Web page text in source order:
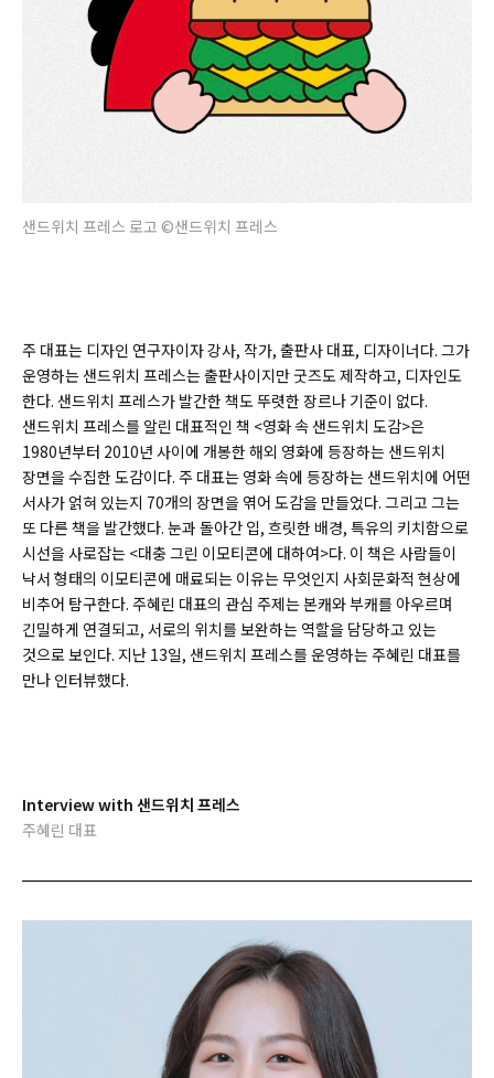
샌드위치 프레스 로고 ©샌드위치 프레스
주 대표는 디자인 연구자이자 강사, 작가, 출판사 대표, 디자이너다. 그가
운영하는 샌드위치 프레스는 출판사이지만 굿즈도 제작하고, 디자인도
한다. 샌드위치 프레스가 발간한 책도 뚜렷한 장르나 기준이 없다.
샌드위치 프레스를 알린 대표적인 책 <영화 속 샌드위치 도감>은
1980년부터 2010년 사이에 개봉한 해외 영화에 등장하는 샌드위치
장면을 수집한 도감이다. 주 대표는 영화 속에 등장하는 샌드위치에 어떤
서사가 얽혀 있는지 70개의 장면을 엮어 도감을 만들었다. 그리고 그는
또 다른 책을 발간했다. 눈과 돌아간 입, 흐릿한 배경, 특유의 키치함으로
시선을 사로잡는 <대충 그린 이모티콘에 대하여>다. 이 책은 사람들이
낙서 형태의 이모티콘에 매료되는 이유는 무엇인지 사회문화적 현상에
비추어 탐구한다. 주혜린 대표의 관심 주제는 본캐와 부캐를 아우르며
긴밀하게 연결되고, 서로의 위치를 보완하는 역할을 담당하고 있는
것으로 보인다. 지난 13일, 샌드위치 프레스를 운영하는 주혜린 대표를
만나 인터뷰했다.
Interview with 샌드위치 프레스
주혜린 대표